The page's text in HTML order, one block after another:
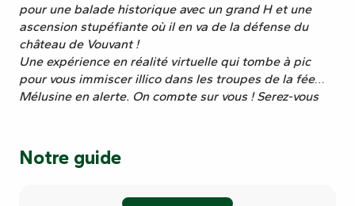
pour une balade historique avec un grand H et une
ascension stupéfiante où il en va de la défense du
château de Vouvant !
Une expérience en réalité virtuelle qui tombe à pic
pour vous immiscer illico dans les troupes de la fée
Mélusine en alerte. On compte sur vous ! Serez-vous
Notre guide